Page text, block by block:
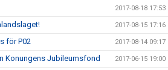
2017-08-18 17:53
2017-08-15 17:16
för P02 2017-08-14 09:17
Konungens Jubileumsfond 2017-06-15 19:00